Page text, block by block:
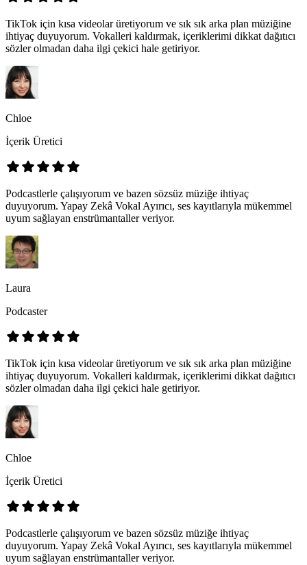
TikTok için kısa videolar üretiyorum ve sık sık arka plan müziğine
ihtiyaç duyuyorum. Vokalleri kaldırmak, içeriklerimi dikkat dağıtıcı
sözler olmadan daha ilgi çekici hale getiriyor.
Chloe
İçerik Üretici
Podcastlerle çalışıyorum ve bazen sözsüz müziğe ihtiyaç
duyuyorum. Yapay Zekâ Vokal Ayırıcı, ses kayıtlarıyla mükemmel
uyum sağlayan enstrümantaller veriyor.
Laura
Podcaster
TikTok için kısa videolar üretiyorum ve sık sık arka plan müziğine
ihtiyaç duyuyorum. Vokalleri kaldırmak, içeriklerimi dikkat dağıtıcı
sözler olmadan daha ilgi çekici hale getiriyor.
Chloe
İçerik Üretici
Podcastlerle çalışıyorum ve bazen sözsüz müziğe ihtiyaç
duyuyorum. Yapay Zekâ Vokal Ayırıcı, ses kayıtlarıyla mükemmel
uyum sağlayan enstrümantaller veriyor.